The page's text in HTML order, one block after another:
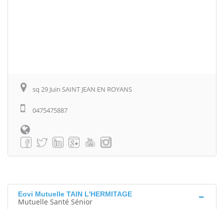
sq 29 Juin SAINT JEAN EN ROYANS
0475475887
Eovi Mutuelle TAIN L'HERMITAGE
Mutuelle Santé Sénior